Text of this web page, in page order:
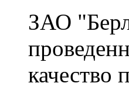
ЗАО
качество